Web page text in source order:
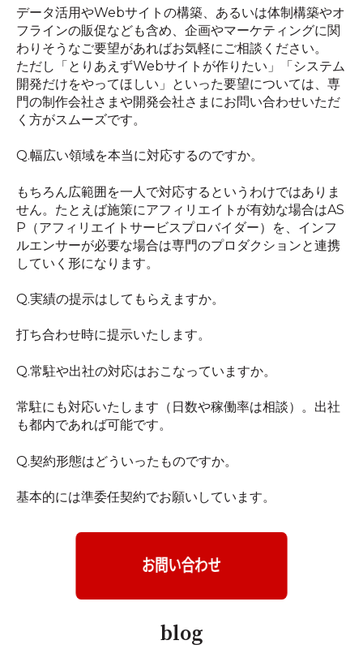
データ活用やWebサイトの構築、あるいは体制構築やオ
フラインの販促なども含め、企画やマーケティングに関
わりそうなご要望があればお気軽にご相談ください。
ただし「とりあえずWebサイトが作りたい」「システム
開発だけをやってほしい」といった要望については、専
門の制作会社さまや開発会社さまにお問い合わせいただ
く方がスムーズです。
Q.幅広い領域を本当に対応するのですか。
もちろん広範囲を一人で対応するというわけではありま
せん。たとえば施策にアフィリエイトが有効な場合はAS
P（アフィリエイトサービスプロバイダー）を、インフ
ルエンサーが必要な場合は専門のプロダクションと連携
していく形になります。
Q.実績の提示はしてもらえますか。
打ち合わせ時に提示いたします。
Q.常駐や出社の対応はおこなっていますか。
常駐にも対応いたします（日数や稼働率は相談）。出社
も都内であれば可能です。
Q.契約形態はどういったものですか。
基本的には準委任契約でお願いしています。
blog